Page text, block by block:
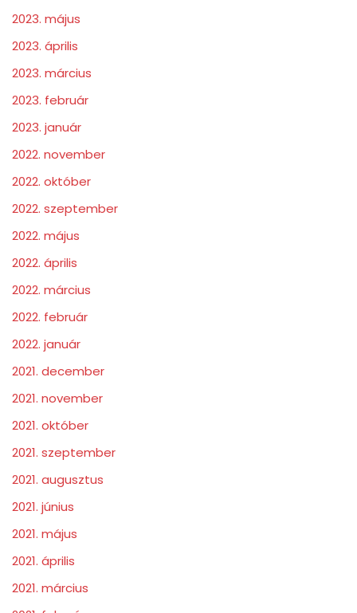
2023. május
2023. április
2023. március
2023. február
2023. január
2022. november
2022. október
2022. szeptember
2022. május
2022. április
2022. március
2022. február
2022. január
2021. december
2021. november
2021. október
2021. szeptember
2021. augusztus
2021. június
2021. május
2021. április
2021. március